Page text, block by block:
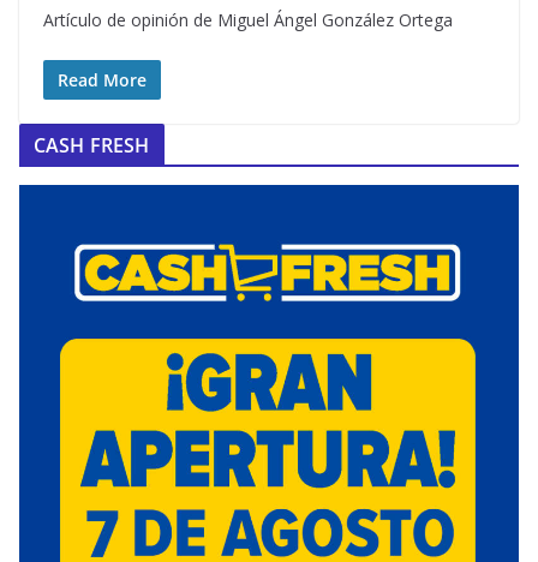
Artículo de opinión de Miguel Ángel González Ortega
Read More
CASH FRESH